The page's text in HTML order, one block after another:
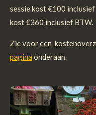
sessie kost €100
kost €360 inclusief BTW.
Zie voor een
pagina onderaan.